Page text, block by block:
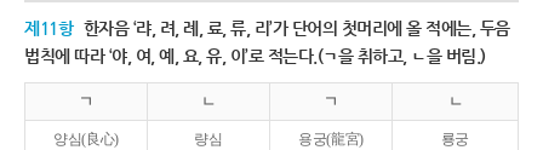
제11항 한자음 ‘랴, 려, 례, 료, 류, 리’가 단어의 첫머리에 올 적에는, 두음
법칙에 따라 ‘야, 여, 예, 요, 유, 이’로 적는다.(ㄱ을 취하고, ㄴ을 버림.)
ㄱ ㄴ ㄱ ㄴ
양심(良心) 량심 용궁(龍宮) 룡궁